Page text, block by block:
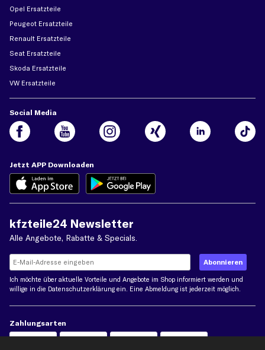
Opel Ersatzteile
Peugeot Ersatzteile
Renault Ersatzteile
Seat Ersatzteile
Skoda Ersatzteile
VW Ersatzteile
Social Media
Jetzt APP Downloaden
kfzteile24 Newsletter
Alle Angebote, Rabatte & Specials.
Ich möchte über aktuelle Vorteile und Angebote im Shop informiert werden und
willige in die Datenschutzerklärung ein. Eine Abmeldung ist jederzeit möglich.
Zahlungsarten